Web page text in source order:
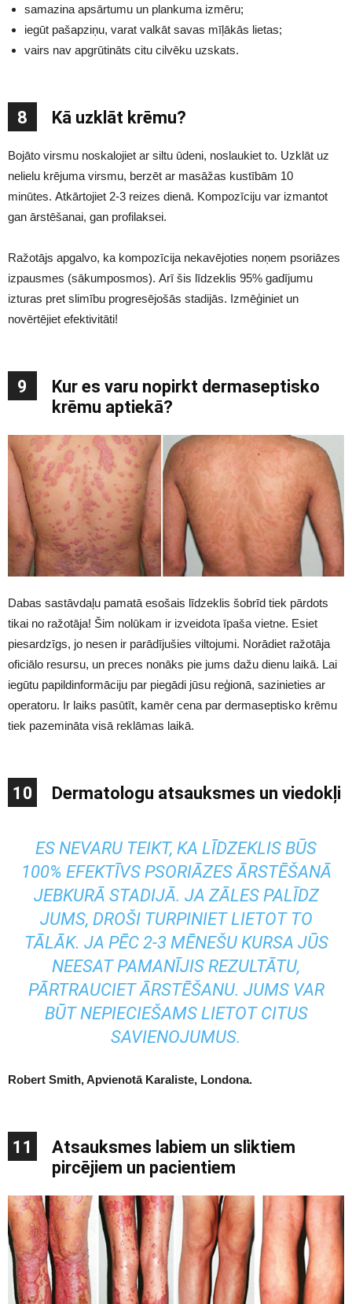
samazina apsārtumu un plankuma izmēru;
iegūt pašapziņu, varat valkāt savas mīļākās lietas;
vairs nav apgrūtināts citu cilvēku uzskats.
8 Kā uzklāt krēmu?
Bojāto virsmu noskalojiet ar siltu ūdeni, noslaukiet to. Uzklāt uz
nelielu krējuma virsmu, berzēt ar masāžas kustībām 10
minūtes. Atkārtojiet 2-3 reizes dienā. Kompozīciju var izmantot
gan ārstēšanai, gan profilaksei.
Ražotājs apgalvo, ka kompozīcija nekavējoties noņem psoriāzes
izpausmes (sākumposmos). Arī šis līdzeklis 95% gadījumu
izturas pret slimību progresējošās stadijās. Izmēģiniet un
novērtējiet efektivitāti!
9
Kur es varu nopirkt dermaseptisko
krēmu aptiekā?
Dabas sastāvdaļu pamatā esošais līdzeklis šobrīd tiek pārdots
tikai no ražotāja! Šim nolūkam ir izveidota īpaša vietne. Esiet
piesardzīgs, jo nesen ir parādījušies viltojumi. Norādiet ražotāja
oficiālo resursu, un preces nonāks pie jums dažu dienu laikā. Lai
iegūtu papildinformāciju par piegādi jūsu reģionā, sazinieties ar
operatoru. Ir laiks pasūtīt, kamēr cena par dermaseptisko krēmu
tiek pazemināta visā reklāmas laikā.
10 Dermatologu atsauksmes un viedokļi
ES NEVARU TEIKT, KA LĪDZEKLIS BŪS
100% EFEKTĪVS PSORIĀZES ĀRSTĒŠANĀ
JEBKURĀ STADIJĀ. JA ZĀLES PALĪDZ
JUMS, DROŠI TURPINIET LIETOT TO
TĀLĀK. JA PĒC 2-3 MĒNEŠU KURSA JŪS
NEESAT PAMANĪJIS REZULTĀTU,
PĀRTRAUCIET ĀRSTĒŠANU. JUMS VAR
BŪT NEPIECIEŠAMS LIETOT CITUS
SAVIENOJUMUS.
Robert Smith, Apvienotā Karaliste, Londona.
11
Atsauksmes labiem un sliktiem
pircējiem un pacientiem